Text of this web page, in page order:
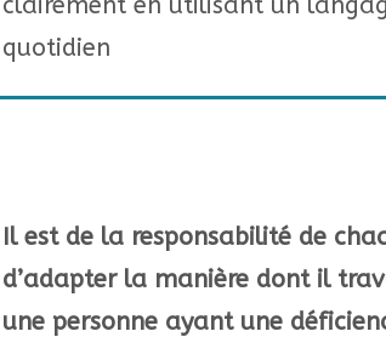
quotidien
Il est de la responsabilité de
d’adapter la manière dont il
une personne ayant une